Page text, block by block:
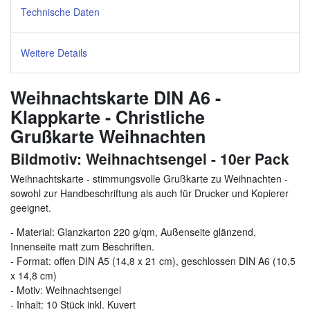
Technische Daten
Weitere Details
Weihnachtskarte DIN A6 -
Klappkarte - Christliche
Grußkarte Weihnachten
Bildmotiv: Weihnachtsengel - 10er Pack
Weihnachtskarte - stimmungsvolle Grußkarte zu Weihnachten -
sowohl zur Handbeschriftung als auch für Drucker und Kopierer
geeignet.
- Material: Glanzkarton 220 g/qm, Außenseite glänzend,
Innenseite matt zum Beschriften.
- Format: offen DIN A5 (14,8 x 21 cm), geschlossen DIN A6 (10,5
x 14,8 cm)
- Motiv: Weihnachtsengel
- Inhalt: 10 Stück inkl. Kuvert